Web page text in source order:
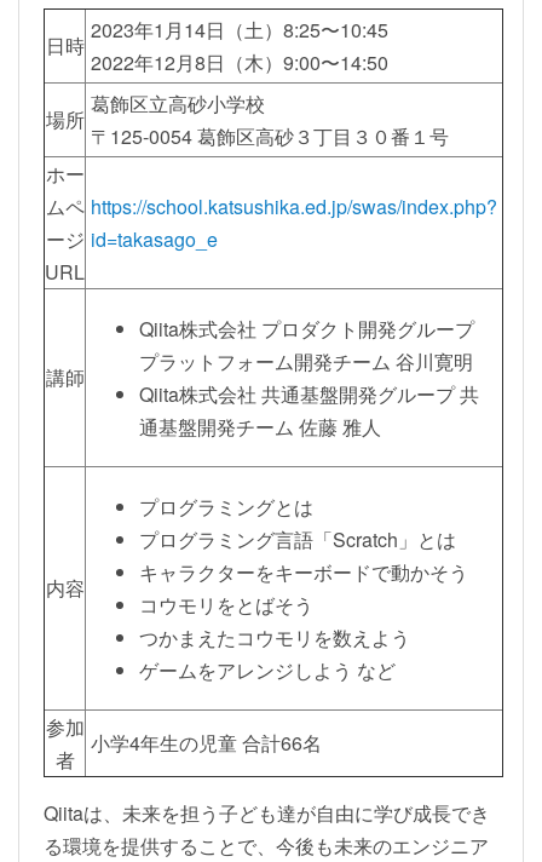
日時
2023年1月14日（土）8:25〜10:45
2022年12月8日（木）9:00〜14:50
場所
葛飾区立高砂小学校
〒125-0054 葛飾区高砂３丁目３０番１号
ホー
ムペ
ージ
URL
https://school.katsushika.ed.jp/swas/index.php?
id=takasago_e
講師
Qiita株式会社 プロダクト開発グループ
プラットフォーム開発チーム 谷川寛明
Qiita株式会社 共通基盤開発グループ 共
通基盤開発チーム 佐藤 雅人
内容
プログラミングとは
プログラミング言語「Scratch」とは
キャラクターをキーボードで動かそう
コウモリをとばそう
つかまえたコウモリを数えよう
ゲームをアレンジしよう など
参加
者
小学4年生の児童 合計66名
Qiitaは、未来を担う子ども達が自由に学び成長でき
る環境を提供することで、今後も未来のエンジニア